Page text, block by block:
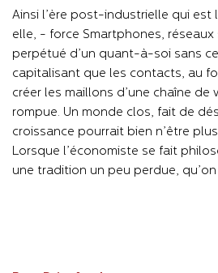
Ainsi l’ère post-industrielle qui
elle, - force Smartphones, réseaux
perpétué d’un quant-à-soi sans
capitalisant que les contacts, au
créer les maillons d’une chaîne de
rompue. Un monde clos, fait de
croissance pourrait bien n’être
Lorsque l’économiste se fait
une tradition un peu perdue,